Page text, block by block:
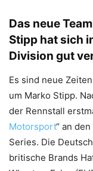
Das neue
Stipp hat sich
Division gut
Es sind neue
um Marko Stipp.
der Rennstall
Motorsport“ an
Series. Die
britische Brands